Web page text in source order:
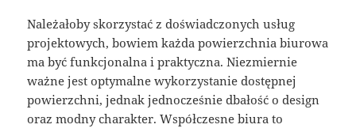
Należałoby skorzystać z doświadczonych usług
projektowych, bowiem każda powierzchnia biurowa
ma być funkcjonalna i praktyczna. Niezmiernie
ważne jest optymalne wykorzystanie dostępnej
powierzchni, jednak jednocześnie dbałość o design
oraz modny charakter. Współczesne biura to